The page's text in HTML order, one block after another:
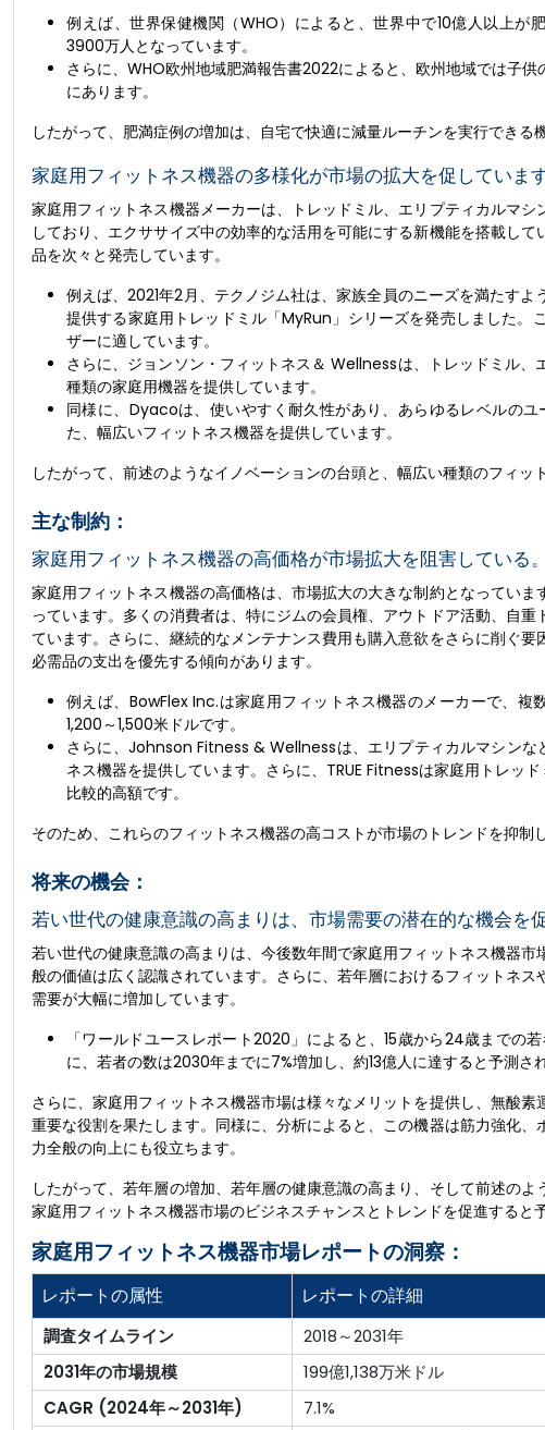
例えば、世界保健機関（WHO）によると、世界中で10億人以上
3900万人となっています。
さらに、WHO欧州地域肥満報告書2022によると、欧州地域では子
にあります。
したがって、肥満症例の増加は、自宅で快適に減量ルーチンを実行できる
家庭用フィットネス機器の多様化が市場の拡大を促しています
家庭用フィットネス機器メーカーは、トレッドミル、エリプティカルマ
しており、エクササイズ中の効率的な活用を可能にする新機能を搭載し
品を次々と発売しています。
例えば、2021年2月、テクノジム社は、家族全員のニーズを満たす
提供する家庭用トレッドミル「MyRun」シリーズを発売しました
ザーに適しています。
さらに、ジョンソン・フィットネス＆ Wellnessは、トレッドミル
種類の家庭用機器を提供しています。
同様に、Dyacoは、使いやすく耐久性があり、あらゆるレベルの
た、幅広いフィットネス機器を提供しています。
したがって、前述のようなイノベーションの台頭と、幅広い種類のフィッ
主な制約：
家庭用フィットネス機器の高価格が市場拡大を阻害している。
家庭用フィットネス機器の高価格は、市場拡大の大きな制約となってい
っています。多くの消費者は、特にジムの会員権、アウトドア活動、自
ています。さらに、継続的なメンテナンス費用も購入意欲をさらに削ぐ
必需品の支出を優先する傾向があります。
例えば、BowFlex Inc.は家庭用フィットネス機器のメーカーで、複
1,200～1,500米ドルです。
さらに、Johnson Fitness & Wellnessは、エリプティカルマシンな
ネス機器を提供しています。さらに、TRUE Fitnessは家庭用トレッ
比較的高額です。
そのため、これらのフィットネス機器の高コストが市場のトレンドを抑制
将来の機会：
若い世代の健康意識の高まりは、市場需要の潜在的な機会を
若い世代の健康意識の高まりは、今後数年間で家庭用フィットネス機器
般の価値は広く認識されています。さらに、若年層におけるフィットネ
需要が大幅に増加しています。
「ワールドユースレポート2020」によると、15歳から24歳までの
に、若者の数は2030年までに7%増加し、約13億人に達すると予測さ
さらに、家庭用フィットネス機器市場は様々なメリットを提供し、無酸
重要な役割を果たします。同様に、分析によると、この機器は筋力強化
力全般の向上にも役立ちます。
したがって、若年層の増加、若年層の健康意識の高まり、そして前述の
家庭用フィットネス機器市場のビジネスチャンスとトレンドを促進すると
家庭用フィットネス機器市場レポートの洞察：
レポートの属性 レポートの詳細
調査タイムライン
2018～2031年
2031年の市場規模
199億1,138万米ドル
CAGR (2024年～2031年)
7.1%